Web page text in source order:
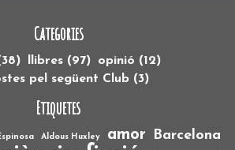
Categories
llibres (97) opinió (12)
pel següent Club (3)
Etiquetes
Aldous Huxley amor Barcelona